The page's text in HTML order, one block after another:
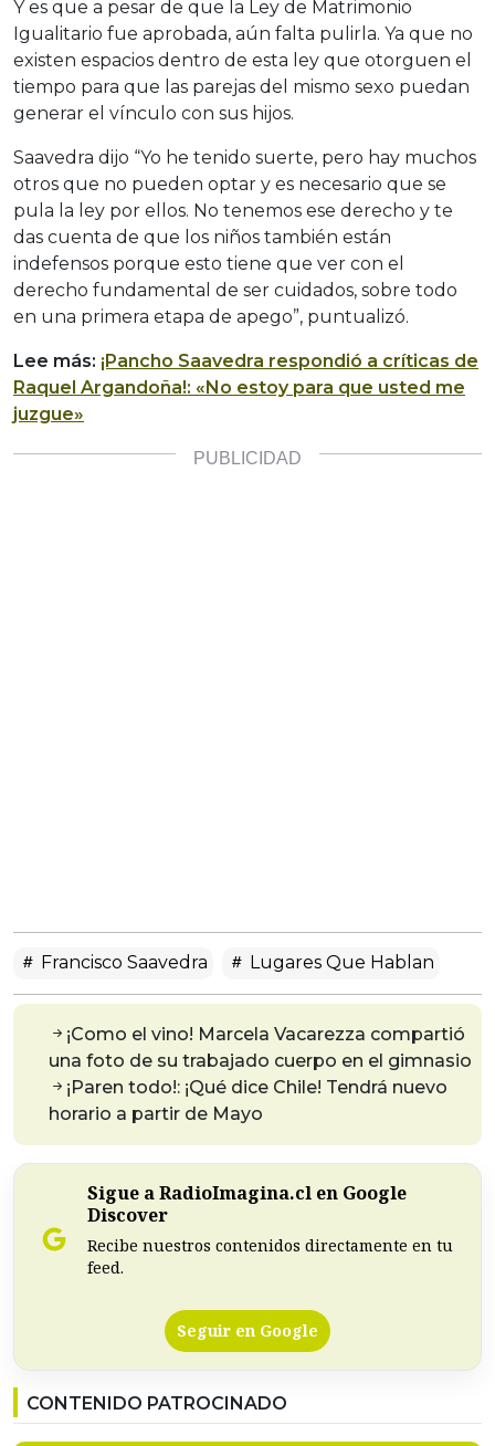
Y es que a pesar de que la Ley de Matrimonio
Igualitario fue aprobada, aún falta pulirla. Ya que no
existen espacios dentro de esta ley que otorguen el
tiempo para que las parejas del mismo sexo puedan
generar el vínculo con sus hijos.
Saavedra dijo “Yo he tenido suerte, pero hay muchos
otros que no pueden optar y es necesario que se
pula la ley por ellos. No tenemos ese derecho y te
das cuenta de que los niños también están
indefensos porque esto tiene que ver con el
derecho fundamental de ser cuidados, sobre todo
en una primera etapa de apego”, puntualizó.
Lee más: ¡Pancho Saavedra respondió a críticas de
Raquel Argandoña!: «No estoy para que usted me
juzgue»
Francisco Saavedra Lugares Que Hablan
¡Como el vino! Marcela Vacarezza compartió
una foto de su trabajado cuerpo en el gimnasio
¡Paren todo!: ¡Qué dice Chile! Tendrá nuevo
horario a partir de Mayo
Sigue a RadioImagina.cl en Google
Discover
Recibe nuestros contenidos directamente en tu
feed.
Seguir en Google
CONTENIDO PATROCINADO